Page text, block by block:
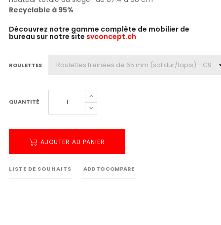
Recyclable à 95%
Découvrez notre gamme complète de mobilier de
bureau sur notre site svconcept.ch
ROULETTES
QUANTITÉ
AJOUTER AU PANIER
LISTE DE SOUHAITS ADD TO COMPARE